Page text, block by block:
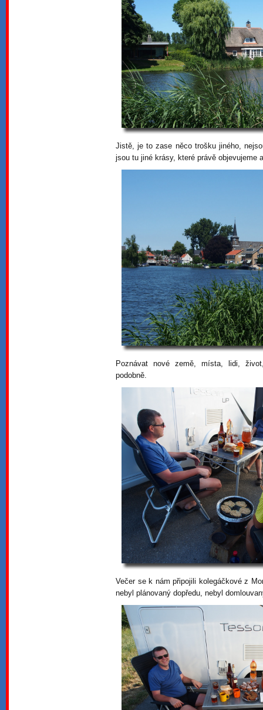
Jistě, je to zase něco trošku jiného,
jsou tu jiné krásy, které právě objevujeme
Poznávat nové země, místa, lidi,
podobně.
Večer se k nám připojili kolegáčkové z
nebyl plánovaný dopředu, nebyl